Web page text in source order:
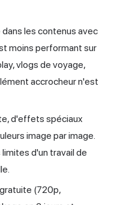
les contenus avec
moins performant sur
vlogs de voyage,
accrocheur n'est
d'effets spéciaux
image par image.
d'un travail de
(720p,